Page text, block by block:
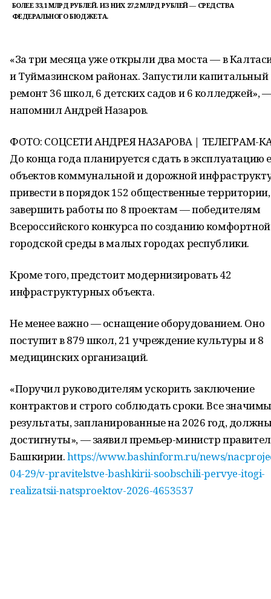
БОЛЕЕ 33,1 МЛРД РУБЛЕЙ. ИЗ НИХ 27,2 МЛРД РУБЛЕЙ — СРЕДСТВА
ФЕДЕРАЛЬНОГО БЮДЖЕТА.
«За три месяца уже открыли два моста — в
и Туймазинском районах. Запустили капитальный
ремонт 36 школ, 6 детских садов и 6 колледжей»,
напомнил Андрей Назаров.
ФОТО: СОЦСЕТИ АНДРЕЯ НАЗАРОВА | ТЕЛЕГРАМ-
До конца года планируется сдать в эксплуатацию
объектов коммунальной и дорожной
привести в порядок 152 общественные территории,
завершить работы по 8 проектам — победителям
Всероссийского конкурса по созданию комфортной
городской среды в малых городах республики.
Кроме того, предстоит модернизировать 42
инфраструктурных объекта.
Не менее важно — оснащение оборудованием. Оно
поступит в 879 школ, 21 учреждение культуры и 8
медицинских организаций.
«Поручил руководителям ускорить заключение
контрактов и строго соблюдать сроки. Все
результаты, запланированные на 2026 год,
достигнуты», — заявил премьер-министр
Башкирии.https://www.bashinform.ru/news/
04-29/v-pravitelstve-bashkirii-soobschili-pervye-itogi-
realizatsii-natsproektov-2026-4653537